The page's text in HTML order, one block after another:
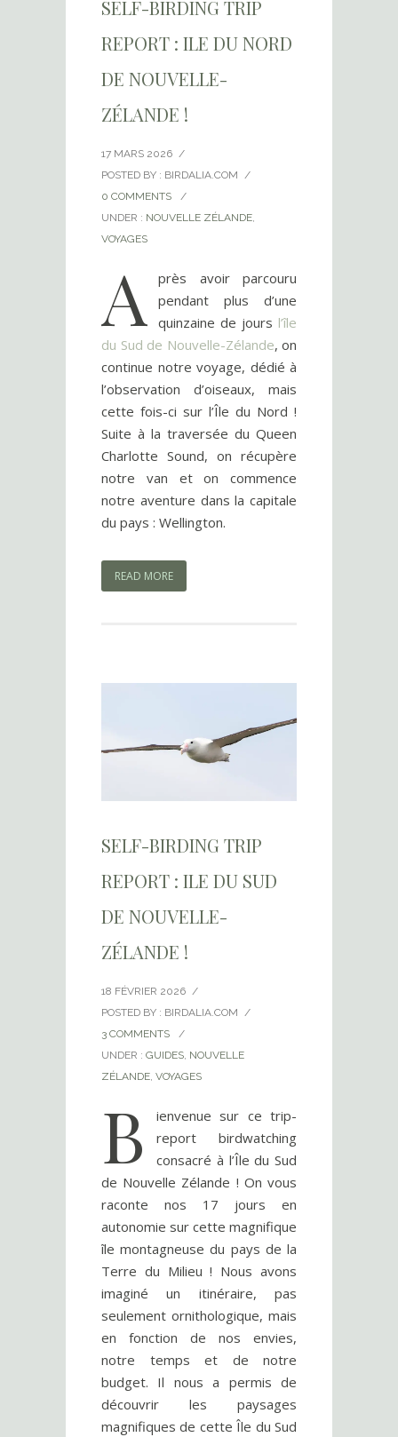
SELF-BIRDING TRIP
REPORT : ILE DU NORD
DE NOUVELLE-
ZÉLANDE !
17 MARS 2026 /
POSTED BY : BIRDALIA.COM /
0 COMMENTS
/
UNDER : NOUVELLE ZÉLANDE,
VOYAGES
A près avoir parcouru
pendant plus d’une
quinzaine de jours l’île
du Sud de Nouvelle-Zélande, on
continue notre voyage, dédié à
l’observation d’oiseaux, mais
cette fois-ci sur l’Île du Nord !
Suite à la traversée du Queen
Charlotte Sound, on récupère
notre van et on commence
notre aventure dans la capitale
du pays : Wellington.
READ MORE
SELF-BIRDING TRIP
REPORT : ILE DU SUD
DE NOUVELLE-
ZÉLANDE !
18 FÉVRIER 2026 /
POSTED BY : BIRDALIA.COM /
3 COMMENTS
/
UNDER : GUIDES, NOUVELLE
ZÉLANDE, VOYAGES
B
ienvenue sur ce trip-
report birdwatching
consacré à l’Île du Sud
de Nouvelle Zélande ! On vous
raconte nos 17 jours en
autonomie sur cette magnifique
île montagneuse du pays de la
Terre du Milieu ! Nous avons
imaginé un itinéraire, pas
seulement ornithologique, mais
en fonction de nos envies,
notre temps et de notre
budget. Il nous a permis de
découvrir les paysages
magnifiques de cette Île du Sud